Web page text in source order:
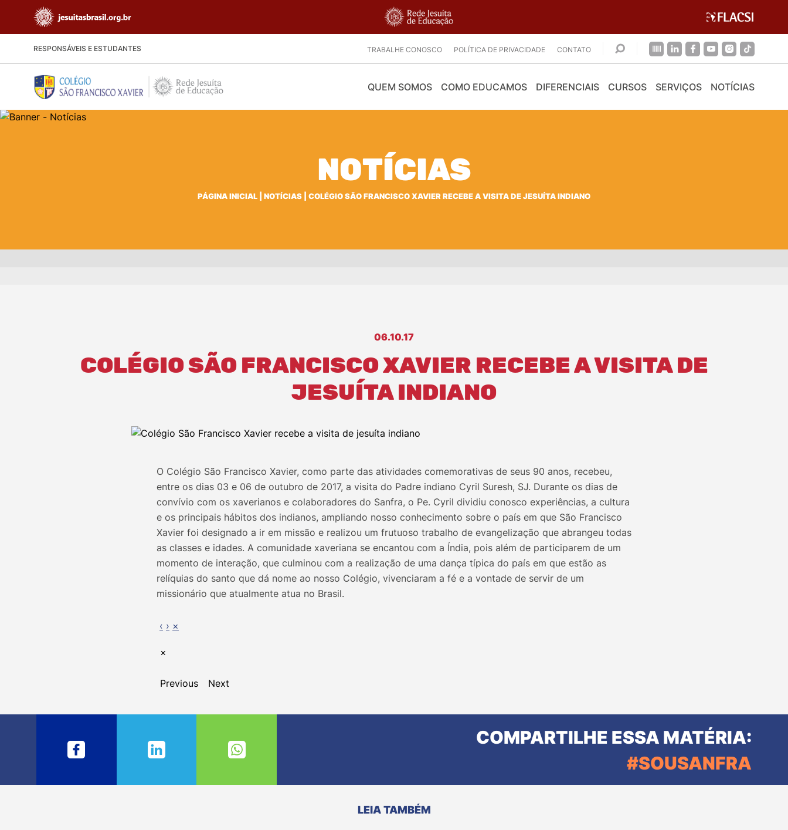
RESPONSÁVEIS E ESTUDANTES TRABALHE CONOSCO POLÍTICA DE PRIVACIDADE CONTATO
QUEM SOMOS COMO EDUCAMOS DIFERENCIAIS CURSOS SERVIÇOS NOTÍCIAS
NOTÍCIAS
PÁGINA INICIAL NOTÍCIAS COLÉGIO SÃO FRANCISCO XAVIER RECEBE A VISITA DE JESUÍTA INDIANO
06.10.17
COLÉGIO SÃO FRANCISCO XAVIER RECEBE A VISITA DE
JESUÍTA INDIANO
O Colégio São Francisco Xavier, como parte das atividades comemorativas de seus 90 anos, recebeu,
entre os dias 03 e 06 de outubro de 2017, a visita do Padre indiano Cyril Suresh, SJ. Durante os dias de
convívio com os xaverianos e colaboradores do Sanfra, o Pe. Cyril dividiu conosco experiências, a cultura
e os principais hábitos dos indianos, ampliando nosso conhecimento sobre o país em que São Francisco
Xavier foi designado a ir em missão e realizou um frutuoso trabalho de evangelização que abrangeu todas
as classes e idades. A comunidade xaveriana se encantou com a Índia, pois além de participarem de um
momento de interação, que culminou com a realização de uma dança típica do país em que estão as
relíquias do santo que dá nome ao nosso Colégio, vivenciaram a fé e a vontade de servir de um
missionário que atualmente atua no Brasil.
‹ › ×
×
Previous Next
COMPARTILHE ESSA MATÉRIA:
#SOUSANFRA
LEIA TAMBÉM